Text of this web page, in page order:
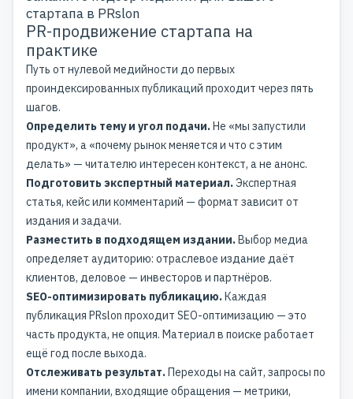
стартапа в PRslon
PR-продвижение стартапа на
практике
Путь от нулевой медийности до первых
проиндексированных публикаций проходит через пять
шагов.
Определить тему и угол подачи.Не «мы запустили
продукт», а «почему рынок меняется и что с этим
делать» — читателю интересен контекст, а не анонс.
Подготовить экспертный материал.Экспертная
статья, кейс или комментарий — формат зависит от
издания и задачи.
Разместить в подходящем издании.Выбор медиа
определяет аудиторию: отраслевое издание даёт
клиентов, деловое — инвесторов и партнёров.
SEO-оптимизировать публикацию.Каждая
публикация PRslon проходит SEO-оптимизацию — это
часть продукта, не опция. Материал в поиске работает
ещё год после выхода.
Отслеживать результат.Переходы на сайт, запросы по
имени компании, входящие обращения — метрики,